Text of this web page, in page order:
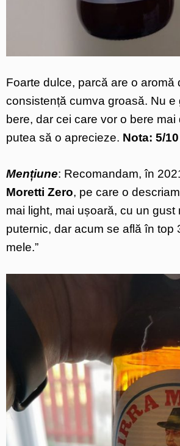
Foarte dulce, parcă are o aromă
consistență cumva groasă. Nu e
bere, dar cei care vor o bere
putea să o aprecieze. Nota: 5/10
Mențiune: Recomandam, în
Moretti Zero, pe care o
mai light, mai ușoară, cu un gust
puternic, dar acum se află în top
mele.”